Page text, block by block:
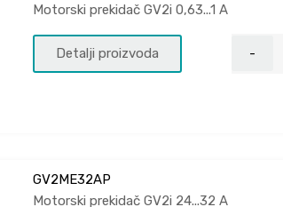
Motorski prekidač GV2i 0,63...1 A
Detalji proizvoda
GV2ME32AP
Motorski prekidač GV2i 24...32 A